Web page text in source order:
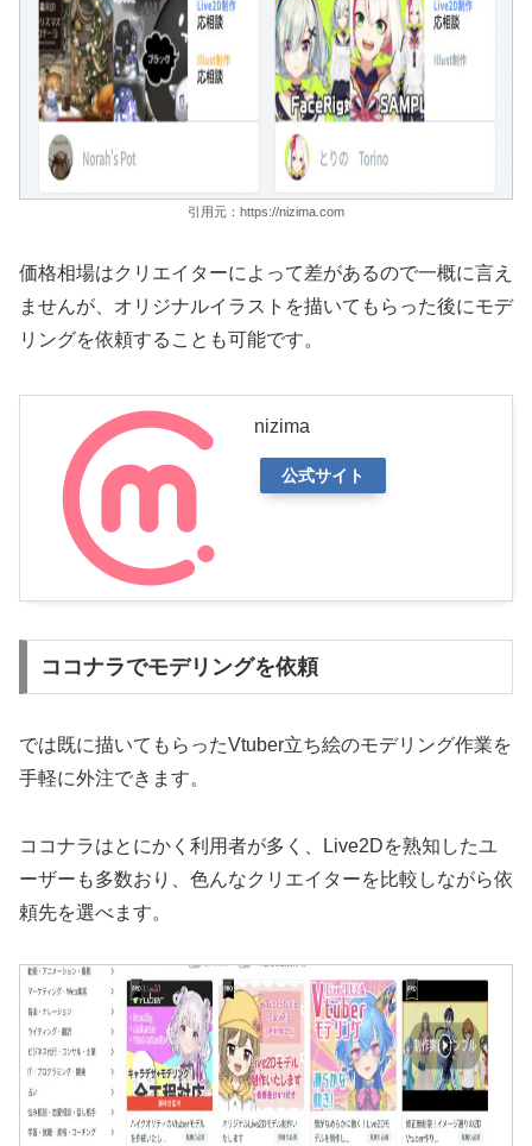
引用元：https://nizima.com
価格相場はクリエイターによって差があるので一概に言え
ませんが、オリジナルイラストを描いてもらった後にモデ
リングを依頼することも可能です。
nizima
公式サイト
ココナラでモデリングを依頼
では既に描いてもらったVtuber立ち絵のモデリング作業を
手軽に外注できます。
ココナラはとにかく利用者が多く、Live2Dを熟知したユ
ーザーも多数おり、色んなクリエイターを比較しながら依
頼先を選べます。